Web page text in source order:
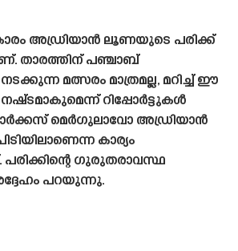
അഡ്രിയാൻ ലൂണയുടെ പരിക്ക്
താരത്തിന് പഞ്ചാബ്
മത്സരം മാത്രമല്ല, മറിച്ച് ഈ
റിപ്പോർട്ടുകൾ
മെർഗുലാവോ അഡ്രിയാൻ
കാര്യം
പരിക്കിന്റെ ഗുരുതരാവസ്ഥ
പറയുന്നു.